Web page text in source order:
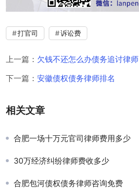
打官司 诉讼费
上一篇： 欠钱不还怎么办债务追讨律师
下一篇： 安徽债权债务律师排名
相关文章
合肥一场十万元官司律师费用多少
30万经济纠纷律师费收多少
合肥包河债权债务律师咨询免费